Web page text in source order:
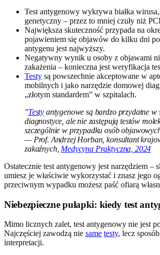
Test antygenowy wykrywa białka wirusa,
genetyczny – przez to mniej czuły niż
Największa skuteczność przypada na
pojawieniem się objawów do kilku dni
antygenu jest najwyższy.
Negatywny wynik u osoby z objawami
zakażenia – konieczna jest weryfikacja
Testy są powszechnie akceptowane w
mobilnych i jako narzędzie domowej
„złotym standardem” w szpitalach.
"Testy antygenowe są bardzo przydatne w
diagnostyce, ale nie zastępują testów
szczególnie w przypadku osób
— Prof. Andrzej Horban, konsultant
zakaźnych, Medycyna Praktyczna, 2024
Ostatecznie test antygenowy jest narzędziem –
umiesz je właściwie wykorzystać i znasz jego
przeciwnym wypadku możesz paść ofiarą
Niebezpieczne pułapki: kiedy test
Mimo licznych zalet, test antygenowy nie jest
Najczęściej zawodzą nie same testy, lecz
interpretacji.